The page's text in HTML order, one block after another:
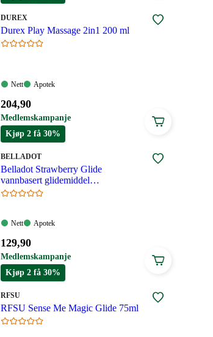
MERKE
DUREX
Durex Play Massage 2in1 200 ml
Nett:
Nett
Apotek:
Apotek
Pris:
204,90
kroner.
204,90
Medlemskampanje
Kjøp 2 få 30%
MERKE:
BELLADOT
Belladot Strawberry Glide
vannbasert glidemiddel
jordbærsmak 80 ml
Nett:
Nett
Apotek:
Apotek
Pris:
129,90
kroner.
129,90
Medlemskampanje
Kjøp 2 få 30%
MERKE
RFSU
RFSU Sense Me Magic Glide 75ml